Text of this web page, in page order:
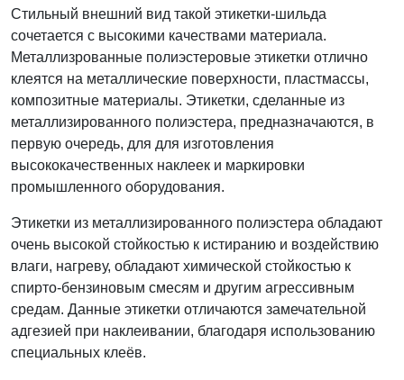
Стильный внешний вид такой этикетки-шильда
сочетается с высокими качествами материала.
Металлизрованные полиэстеровые этикетки отлично
клеятся на металлические поверхности, пластмассы,
композитные материалы. Этикетки, сделанные из
металлизированного полиэстера, предназначаются, в
первую очередь, для для изготовления
высококачественных наклеек и маркировки
промышленного оборудования.
Этикетки из металлизированного полиэстера обладают
очень высокой стойкостью к истиранию и воздействию
влаги, нагреву, обладают химической стойкостью к
спирто-бензиновым смесям и другим агрессивным
средам. Данные этикетки отличаются замечательной
адгезией при наклеивании, благодаря использованию
специальных клеёв.